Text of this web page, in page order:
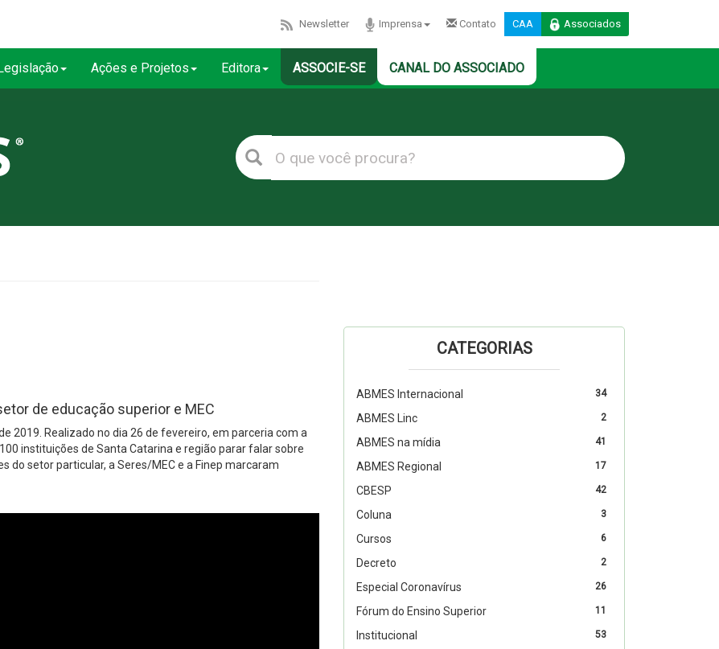
Newsletter Imprensa Contato CAA Associados
Ações e Projetos Editora ASSOCIE-SE CANAL DO ASSOCIADO
de educação superior e MEC
2019. Realizado no dia 26 de fevereiro, em parceria com a
instituições de Santa Catarina e região parar falar sobre
setor particular, a Seres/MEC e a Finep marcaram
CATEGORIAS
34
ABMES Internacional
2
ABMES Linc
41
ABMES na mídia
17
ABMES Regional
42
CBESP
3
Coluna
6
Cursos
2
Decreto
26
Especial Coronavírus
11
Fórum do Ensino Superior
53
Institucional